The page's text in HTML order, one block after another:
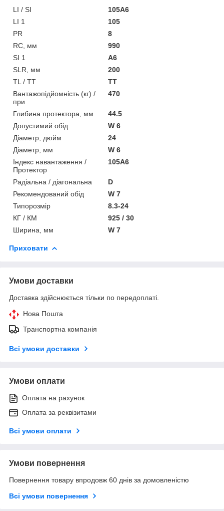
LI / SI
105A6
LI 1
105
PR
8
RC, мм
990
SI 1
A6
SLR, мм
200
TL / TT
TT
Вантажопідйомність (кг) /
при
470
Глибина протектора, мм
44.5
Допустимий обід
W 6
Діаметр, дюйм
24
Діаметр, мм
W 6
Індекс навантаження /
Протектор
105A6
Радіальна / діагональна
D
Рекомендований обід
W 7
Типорозмір
8.3-24
КГ / КМ
925 / 30
Ширина, мм
W 7
Приховати
Умови доставки
Доставка здійснюється тільки по передоплаті.
Нова Пошта
Транспортна компанія
Всі умови доставки
Умови оплати
Оплата на рахунок
Оплата за реквізитами
Всі умови оплати
Умови повернення
Повернення товару впродовж 60 днів за домовленістю
Всі умови повернення